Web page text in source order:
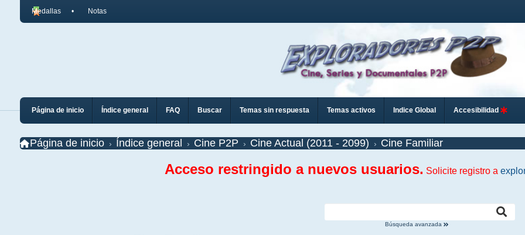
Medallas Notas
Página de inicio Índice general FAQ Buscar Temas sin respuesta Temas activos Indice Global Accesibilidad
Página de inicio Índice general Cine P2P Cine Actual (2011 - 2099) Cine Familiar
Acceso restringido a nuevos usuarios. Solicite registro a
Búsqueda avanzada